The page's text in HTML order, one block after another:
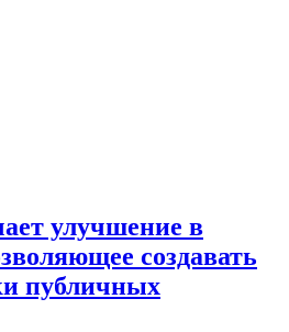
улучшение в
создавать
публичных